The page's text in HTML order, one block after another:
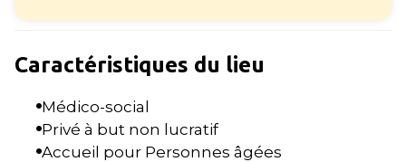
Caractéristiques du lieu
Médico-social
Privé à but non lucratif
Accueil pour Personnes âgées